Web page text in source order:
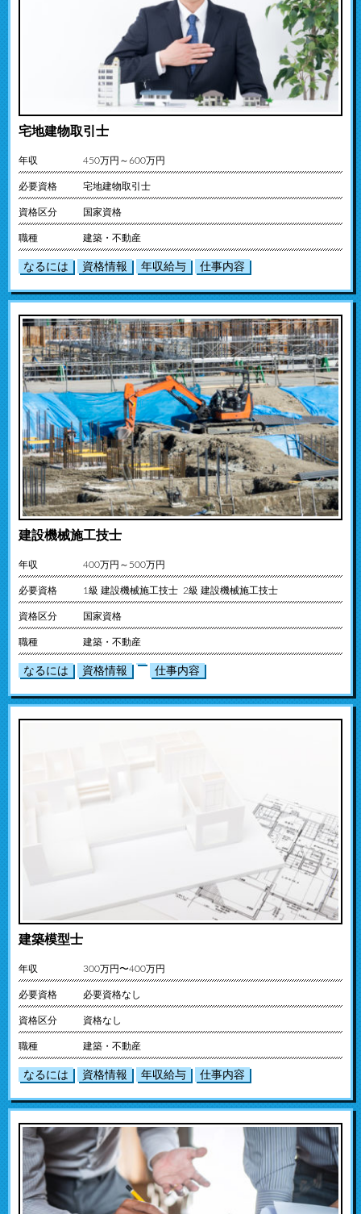
宅地建物取引士
年収 450万円～600万円
必要資格 宅地建物取引士
資格区分 国家資格
職種 建築・不動産
なるには 資格情報 年収給与 仕事内容
建設機械施工技士
年収 400万円～500万円
必要資格 1級 建設機械施工技士 2級 建設機械施工技士
資格区分 国家資格
職種 建築・不動産
なるには 資格情報 仕事内容
建築模型士
年収 300万円〜400万円
必要資格 必要資格なし
資格区分 資格なし
職種 建築・不動産
なるには 資格情報 年収給与 仕事内容